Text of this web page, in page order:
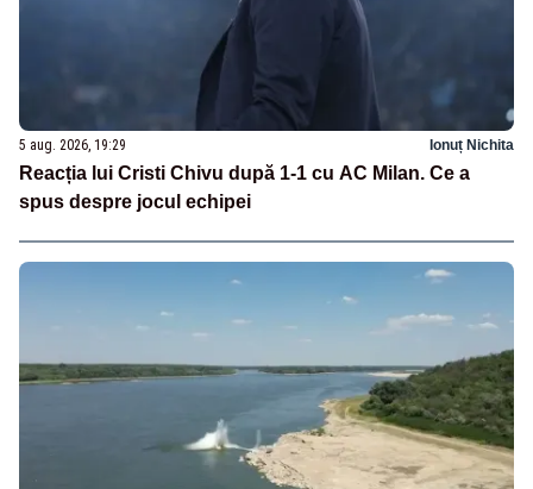
5 aug. 2026, 19:29 Ionuț Nichita
Reacția lui Cristi Chivu după 1-1 cu AC Milan. Ce a
spus despre jocul echipei